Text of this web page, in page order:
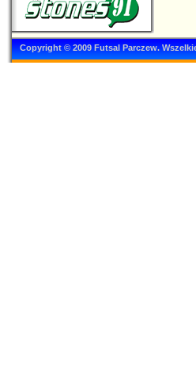
Copyright © 2009 Futsal Parczew.